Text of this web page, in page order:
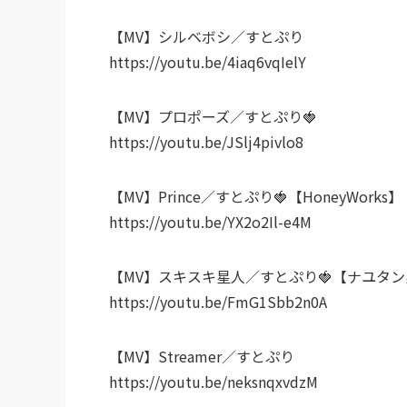
【MV】シルベボシ／すとぷり
https://youtu.be/4iaq6vqIelY
【MV】プロポーズ／すとぷり🍓
https://youtu.be/JSlj4pivlo8
【MV】Prince／すとぷり🍓【HoneyWorks】
https://youtu.be/YX2o2Il-e4M
【MV】スキスキ星人／すとぷり🍓【ナユタ
https://youtu.be/FmG1Sbb2n0A
【MV】Streamer／すとぷり
https://youtu.be/neksnqxvdzM